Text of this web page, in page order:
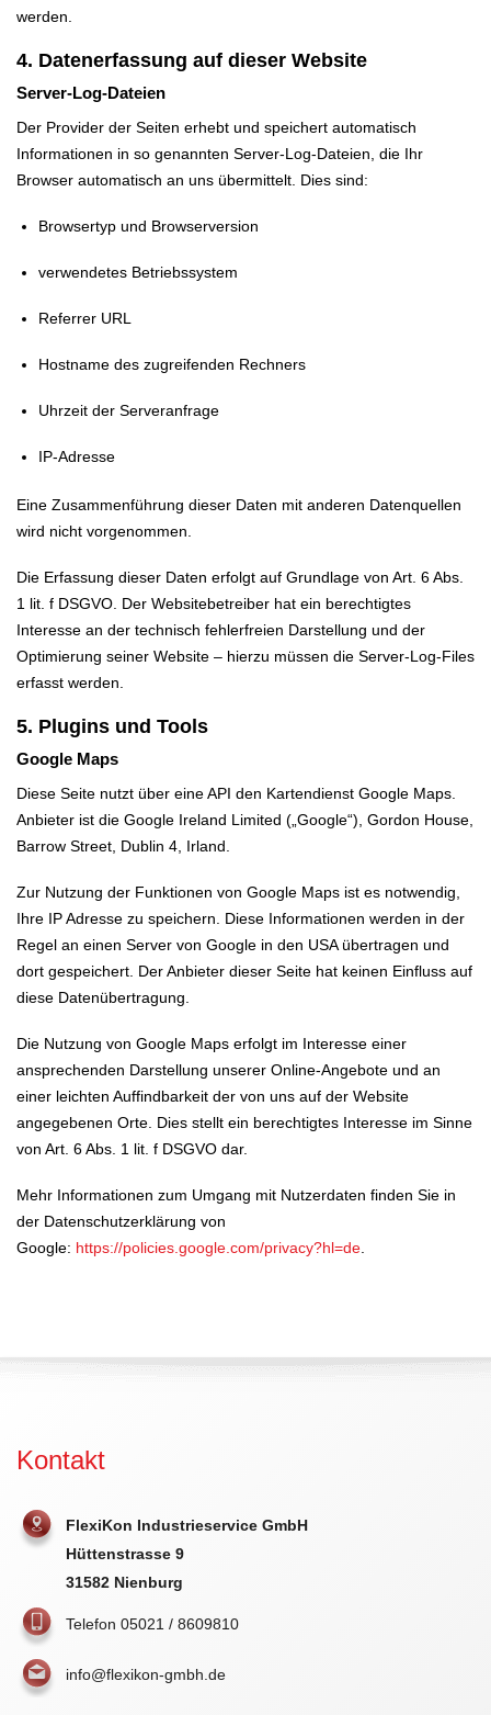
werden.
4. Datenerfassung auf dieser Website
Server-Log-Dateien
Der Provider der Seiten erhebt und speichert automatisch
Informationen in so genannten Server-Log-Dateien, die Ihr
Browser automatisch an uns übermittelt. Dies sind:
Browsertyp und Browserversion
verwendetes Betriebssystem
Referrer URL
Hostname des zugreifenden Rechners
Uhrzeit der Serveranfrage
IP-Adresse
Eine Zusammenführung dieser Daten mit anderen Datenquellen
wird nicht vorgenommen.
Die Erfassung dieser Daten erfolgt auf Grundlage von Art. 6 Abs.
1 lit. f DSGVO. Der Websitebetreiber hat ein berechtigtes
Interesse an der technisch fehlerfreien Darstellung und der
Optimierung seiner Website – hierzu müssen die Server-Log-Files
erfasst werden.
5. Plugins und Tools
Google Maps
Diese Seite nutzt über eine API den Kartendienst Google Maps.
Anbieter ist die Google Ireland Limited („Google“), Gordon House,
Barrow Street, Dublin 4, Irland.
Zur Nutzung der Funktionen von Google Maps ist es notwendig,
Ihre IP Adresse zu speichern. Diese Informationen werden in der
Regel an einen Server von Google in den USA übertragen und
dort gespeichert. Der Anbieter dieser Seite hat keinen Einfluss auf
diese Datenübertragung.
Die Nutzung von Google Maps erfolgt im Interesse einer
ansprechenden Darstellung unserer Online-Angebote und an
einer leichten Auffindbarkeit der von uns auf der Website
angegebenen Orte. Dies stellt ein berechtigtes Interesse im Sinne
von Art. 6 Abs. 1 lit. f DSGVO dar.
Mehr Informationen zum Umgang mit Nutzerdaten finden Sie in
der Datenschutzerklärung von
Google: https://policies.google.com/privacy?hl=de
Kontakt
FlexiKon Industrieservice GmbH
Hüttenstrasse 9
31582 Nienburg
Telefon 05021 / 8609810
info@flexikon-gmbh.de